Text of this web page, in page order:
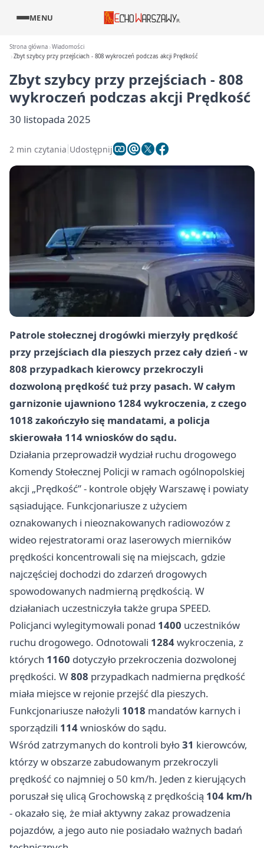
MENU
Strona główna Wiadomości
Zbyt szybcy przy przejściach - 808 wykroczeń podczas akcji Prędkość
Zbyt szybcy przy przejściach - 808
wykroczeń podczas akcji Prędkość
30 listopada 2025
2 min czytania Udostępnij
Patrole stołecznej drogówki mierzyły prędkość
przy przejściach dla pieszych przez cały dzień - w
808 przypadkach kierowcy przekroczyli
dozwoloną prędkość tuż przy pasach. W całym
garnizonie ujawniono 1284 wykroczenia, z czego
1018 zakończyło się mandatami, a policja
skierowała 114 wniosków do sądu.
Działania przeprowadził wydział ruchu drogowego
Komendy Stołecznej Policji w ramach ogólnopolskiej
akcji „Prędkość” - kontrole objęły Warszawę i powiaty
sąsiadujące. Funkcjonariusze z użyciem
oznakowanych i nieoznakowanych radiowozów z
wideo rejestratorami oraz laserowych mierników
prędkości koncentrowali się na miejscach, gdzie
najczęściej dochodzi do zdarzeń drogowych
spowodowanych nadmierną prędkością. W
działaniach uczestniczyła także grupa SPEED.
Policjanci wylegitymowali ponad 1400 uczestników
ruchu drogowego. Odnotowali 1284wykroczenia, z
których 1160 dotyczyło przekroczenia dozwolonej
prędkości. W808 przypadkach nadmierna prędkość
miała miejsce w rejonie przejść dla pieszych.
Funkcjonariusze nałożyli 1018 mandatów karnych i
sporządzili 114wniosków do sądu.
Wśród zatrzymanych do kontroli było31 kierowców,
którzy w obszarze zabudowanym przekroczyli
prędkość co najmniej o 50 km/h. Jeden z kierujących
poruszał się ulicą Grochowską z prędkością 104 km/h
- okazało się, że miał aktywny zakaz prowadzenia
pojazdów, a jego auto nie posiadało ważnych badań